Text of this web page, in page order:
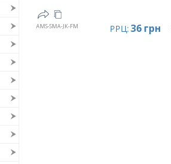
AMS-SMA-JK-FM РРЦ: 36 грн